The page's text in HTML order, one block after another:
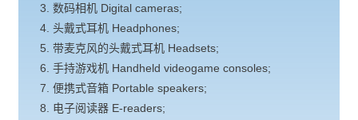
3. 数码相机 Digital cameras;
4. 头戴式耳机 Headphones;
5. 带麦克风的头戴式耳机 Headsets;
6. 手持游戏机 Handheld videogame consoles;
7. 便携式音箱 Portable speakers;
8. 电子阅读器 E-readers;